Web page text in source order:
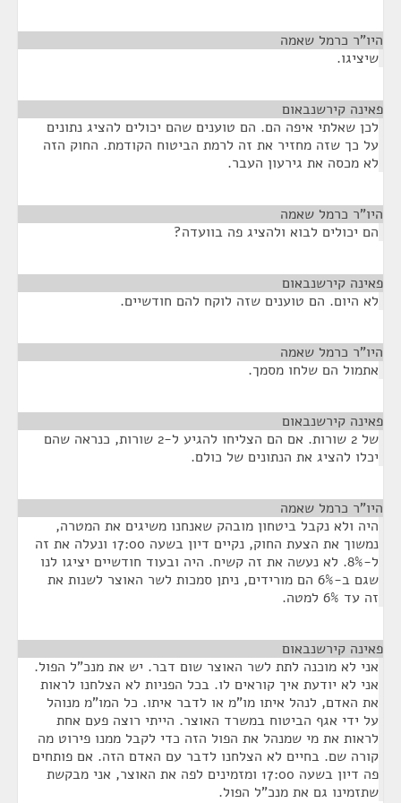
היו"ר כרמל שאמה
שיציגו.
פאינה קירשנבאום
לכן שאלתי איפה הם. הם טוענים שהם יכולים להציג נתונים
על כך שזה מחזיר את זה לרמת הביטוח הקודמת. החוק הזה
לא מכסה את גירעון העבר.
היו"ר כרמל שאמה
הם יכולים לבוא ולהציג פה בוועדה?
פאינה קירשנבאום
לא היום. הם טוענים שזה לוקח להם חודשיים.
היו"ר כרמל שאמה
אתמול הם שלחו מסמך.
פאינה קירשנבאום
של 2 שורות. אם הם הצליחו להגיע ל-2 שורות, כנראה שהם
יכלו להציג את הנתונים של כולם.
היו"ר כרמל שאמה
היה ולא נקבל ביטחון מובהק שאנחנו משיגים את המטרה,
נמשוך את הצעת החוק, נקיים דיון בשעה 17:00 ונעלה את זה
ל-8%. לא נעשה את זה קשיח. היה ובעוד חודשיים יציגו לנו
שגם ב-6% הם מורידים, ניתן סמכות לשר האוצר לשנות את
זה עד 6% למטה.
פאינה קירשנבאום
אני לא מוכנה לתת לשר האוצר שום דבר. יש את מנכ"ל הפול.
אני לא יודעת איך קוראים לו. בכל הפניות לא הצלחנו לראות
את האדם, לנהל איתו מו"מ או לדבר איתו. כל המו"מ מנוהל
על ידי אגף הביטוח במשרד האוצר. הייתי רוצה פעם אחת
לראות את מי שמנהל את הפול הזה כדי לקבל ממנו פירוט מה
קורה שם. בחיים לא הצלחנו לדבר עם האדם הזה. אם פותחים
פה דיון בשעה 17:00 ומזמינים לפה את האוצר, אני מבקשת
שתזמינו גם את מנכ"ל הפול.